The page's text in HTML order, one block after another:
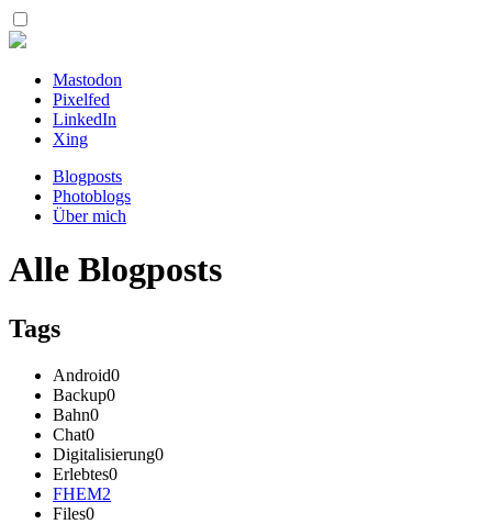
Mastodon
Pixelfed
LinkedIn
Xing
Blogposts
Photoblogs
Über mich
Alle Blogposts
Tags
Android0
Backup0
Bahn0
Chat0
Digitalisierung0
Erlebtes0
FHEM2
Files0